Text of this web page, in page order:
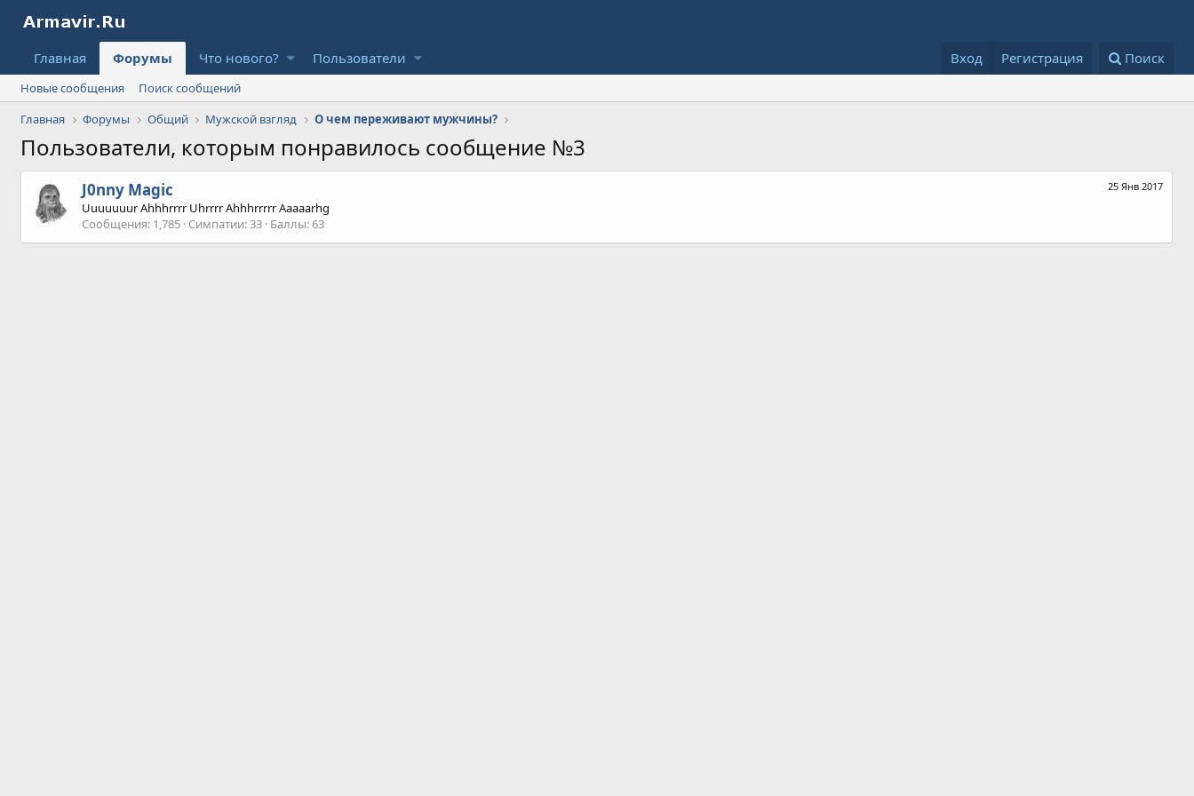
Главная Форумы Что нового? Пользователи Вход Регистрация Поиск
Новые сообщения
Поиск сообщений
Главная
Форумы Общий Мужской взгляд О чем переживают мужчины?
Пользователи, которым понравилось сообщение №3
25 Янв 2017
J0nny Magic
Uuuuuuur Ahhhrrrr Uhrrrr Ahhhrrrrr Aaaaarhg
Сообщения 1,785 Симпатии 33 Баллы 63